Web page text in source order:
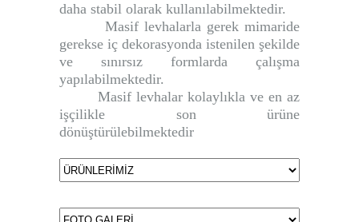
daha stabil olarak kullanılabilmektedir.
Masif levhalarla gerek mimaride
gerekse iç dekorasyonda istenilen şekilde
ve sınırsız formlarda çalışma
yapılabilmektedir.
Masif levhalar kolaylıkla ve en az
işçilikle son ürüne
dönüştürülebilmektedir